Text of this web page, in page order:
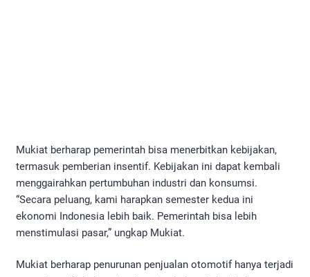
Mukiat berharap pemerintah bisa menerbitkan kebijakan,
termasuk pemberian insentif. Kebijakan ini dapat kembali
menggairahkan pertumbuhan industri dan konsumsi.
“Secara peluang, kami harapkan semester kedua ini
ekonomi Indonesia lebih baik. Pemerintah bisa lebih
menstimulasi pasar,” ungkap Mukiat.
Mukiat berharap penurunan penjualan otomotif hanya terjadi